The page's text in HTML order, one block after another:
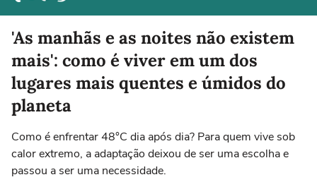
'As manhãs e as noites não existem
mais': como é viver em um dos
lugares mais quentes e úmidos do
planeta
Como é enfrentar 48°C dia após dia? Para quem vive sob
calor extremo, a adaptação deixou de ser uma escolha e
passou a ser uma necessidade.